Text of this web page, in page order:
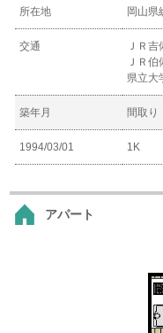
所在地 岡山
交通
ＪＲ
ＪＲ
県立大
築年月 間取り
1994/03/01 1K
アパート